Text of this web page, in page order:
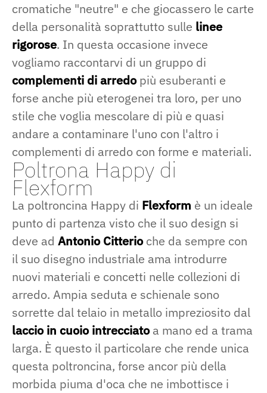
cromatiche "neutre" e che giocassero le carte
della personalità soprattutto sulle linee
rigorose. In questa occasione invece
vogliamo raccontarvi di un gruppo di
complementi di arredopiù esuberanti e
forse anche più eterogenei tra loro, per uno
stile che voglia mescolare di più e quasi
andare a contaminare l'uno con l'altro i
complementi di arredo con forme e materiali.
Poltrona Happy di
Flexform
La poltroncina Happy di Flexform è un ideale
punto di partenza visto che il suo design si
deve ad Antonio Citterioche da sempre con
il suo disegno industriale ama introdurre
nuovi materiali e concetti nelle collezioni di
arredo. Ampia seduta e schienale sono
sorrette dal telaio in metallo impreziosito dal
laccio in cuoio intrecciatoa mano ed a trama
larga. È questo il particolare che rende unica
questa poltroncina, forse ancor più della
morbida piuma d'oca che ne imbottisce i